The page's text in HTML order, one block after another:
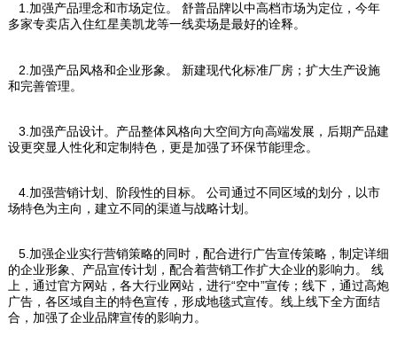
1.加强产品理念和市场定位。 舒普品牌以中高档市场为定位，今年
多家专卖店入住红星美凯龙等一线卖场是最好的诠释。
2.加强产品风格和企业形象。 新建现代化标准厂房；扩大生产设施
和完善管理。
3.加强产品设计。产品整体风格向大空间方向高端发展，后期产品建
设更突显人性化和定制特色，更是加强了环保节能理念。
4.加强营销计划、阶段性的目标。 公司通过不同区域的划分，以市
场特色为主向，建立不同的渠道与战略计划。
5.加强企业实行营销策略的同时，配合进行广告宣传策略，制定详细
的企业形象、产品宣传计划，配合着营销工作扩大企业的影响力。 线
上，通过官方网站，各大行业网站，进行“空中”宣传；线下，通过高炮
广告，各区域自主的特色宣传，形成地毯式宣传。线上线下全方面结
合，加强了企业品牌宣传的影响力。